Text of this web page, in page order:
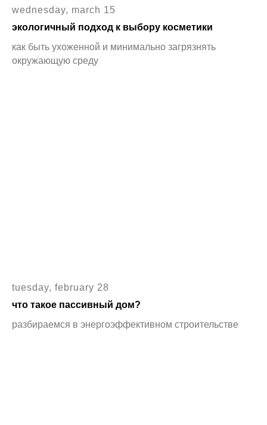
wednesday, march 15
экологичный подход к выбору косметики
как быть ухоженной и минимально загрязнять
окружающую среду
tuesday, february 28
что такое пассивный дом?
разбираемся в энергоэффективном строительстве